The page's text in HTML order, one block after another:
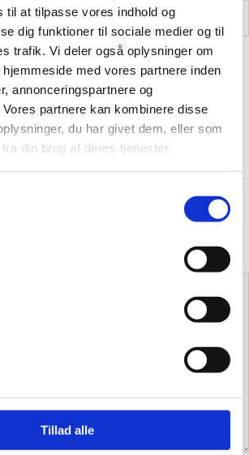
til at tilpasse vores indhold og
dig funktioner til sociale medier og til
trafik. Vi deler også oplysninger om
med vores partnere inden
annonceringspartnere og
partnere kan kombinere disse
du har givet dem, eller som
din brug af deres tjenester.
Tillad alle
0,05 kg
anmeldelser.
til at anmelde “Merci Fairy
blive publiceret. Krævede felter er markeret